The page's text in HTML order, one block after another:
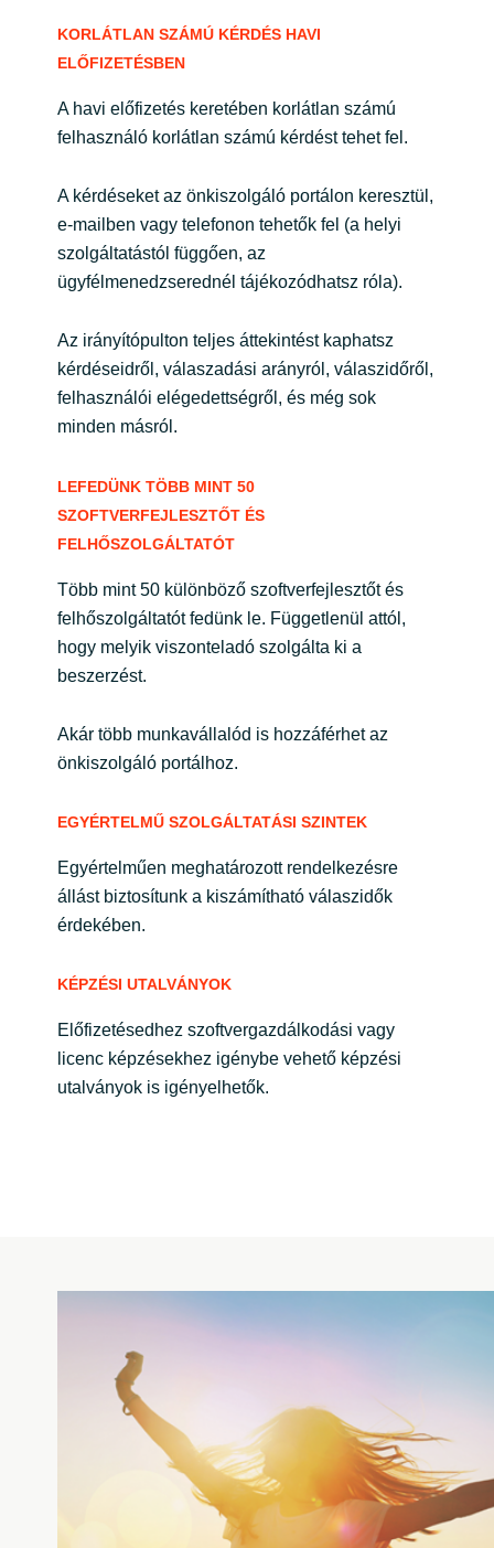
KORLÁTLAN SZÁMÚ KÉRDÉS HAVI
ELŐFIZETÉSBEN
A havi előfizetés keretében korlátlan számú
felhasználó korlátlan számú kérdést tehet fel.
A kérdéseket az önkiszolgáló portálon keresztül,
e-mailben vagy telefonon tehetők fel (a helyi
szolgáltatástól függően, az
ügyfélmenedzserednél tájékozódhatsz róla).
Az irányítópulton teljes áttekintést kaphatsz
kérdéseidről, válaszadási arányról, válaszidőről,
felhasználói elégedettségről, és még sok
minden másról.
LEFEDÜNK TÖBB MINT 50
SZOFTVERFEJLESZTŐT ÉS
FELHŐSZOLGÁLTATÓT
Több mint 50 különböző szoftverfejlesztőt és
felhőszolgáltatót fedünk le. Függetlenül attól,
hogy melyik viszonteladó szolgálta ki a
beszerzést.
Akár több munkavállalód is hozzáférhet az
önkiszolgáló portálhoz.
EGYÉRTELMŰ SZOLGÁLTATÁSI SZINTEK
Egyértelműen meghatározott rendelkezésre
állást biztosítunk a kiszámítható válaszidők
érdekében.
KÉPZÉSI UTALVÁNYOK
Előfizetésedhez szoftvergazdálkodási vagy
licenc képzésekhez igénybe vehető képzési
utalványok is igényelhetők.